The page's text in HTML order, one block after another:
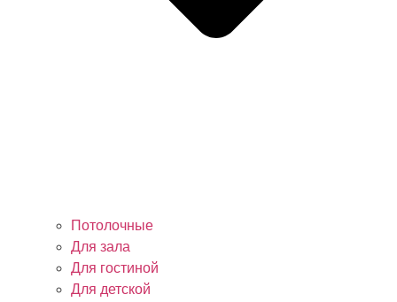
Потолочные
Для зала
Для гостиной
Для детской